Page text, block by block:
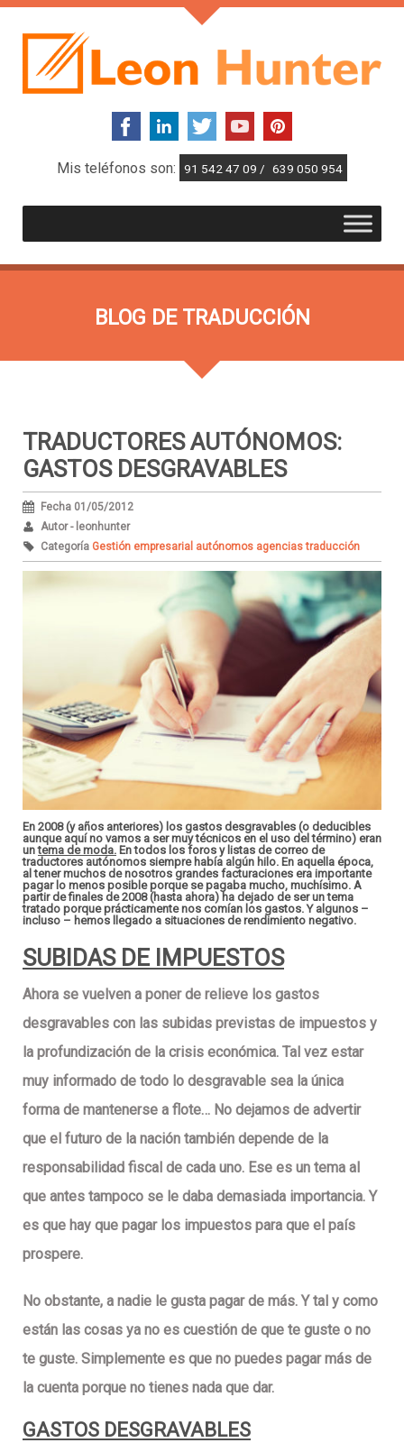
Mis teléfonos son: 91 542 47 09 / 639 050 954
BLOG DE TRADUCCIÓN
TRADUCTORES AUTÓNOMOS:
GASTOS DESGRAVABLES
Fecha 01/05/2012
Autor - leonhunter
Categoría Gestión empresarial autónomos agencias traducción
En 2008 (y años anteriores) los gastos desgravables (o deducibles
aunque aquí no vamos a ser muy técnicos en el uso del término) eran
untema de moda. En todos los foros y listas de correo de
traductores autónomos siempre había algún hilo. En aquella época,
al tener muchos de nosotros grandes facturaciones era importante
pagar lo menos posible porque se pagaba mucho, muchísimo. A
partir de finales de 2008 (hasta ahora) ha dejado de ser un tema
tratado porque prácticamente nos comían los gastos. Y algunos –
incluso – hemos llegado a situaciones de rendimiento negativo.
SUBIDAS DE IMPUESTOS
Ahora se vuelven a poner de relieve los gastos
desgravables con las subidas previstas de impuestos y
la profundización de la crisis económica. Tal vez estar
muy informado de todo lo desgravable sea la única
forma de mantenerse a flote… No dejamos de advertir
que el futuro de la nación también depende de la
responsabilidad fiscal de cada uno. Ese es un tema al
que antes tampoco se le daba demasiada importancia. Y
es que hay que pagar los impuestos para que el país
prospere.
No obstante, a nadie le gusta pagar de más. Y tal y como
están las cosas ya no es cuestión de que te guste o no
te guste. Simplemente es que no puedes pagar más de
la cuenta porque no tienes nada que dar.
GASTOS DESGRAVABLES